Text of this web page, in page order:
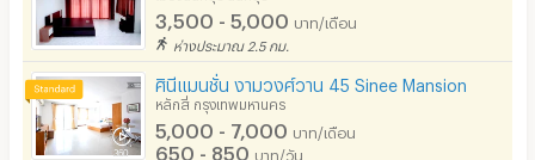
3,500 - 5,000 บาท/เดือน
ห่างประมาณ 2.5 กม.
ศินีแมนชั่น งามวงศ์วาน 45 Sinee Mansion
หลักสี่ กรุงเทพมหานคร
5,000 - 7,000 บาท/เดือน
650 - 850 บาท/วัน